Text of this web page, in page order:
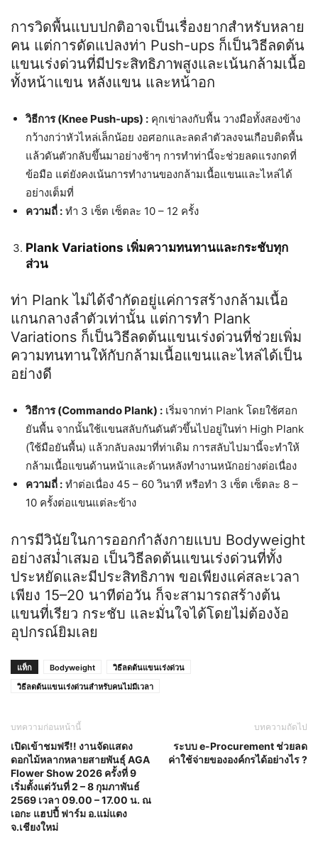
การวิดพื้นแบบปกติอาจเป็นเรื่องยากสำหรับหลาย
คน แต่การดัดแปลงท่า Push-ups ก็เป็นวิธีลดต้น
แขนเร่งด่วนที่มีประสิทธิภาพสูงและเน้นกล้ามเนื้อ
ทั้งหน้าแขน หลังแขน และหน้าอก
วิธีการ (Knee Push-ups) : คุกเข่าลงกับพื้น วางมือทั้งสองข้าง
กว้างกว่าหัวไหล่เล็กน้อย งอศอกและลดลำตัวลงจนเกือบติดพื้น
แล้วดันตัวกลับขึ้นมาอย่างช้าๆ การทำท่านี้จะช่วยลดแรงกดที่
ข้อมือ แต่ยังคงเน้นการทำงานของกล้ามเนื้อแขนและไหล่ได้
อย่างเต็มที่
ความถี่ : ทำ 3 เซ็ต เซ็ตละ 10 – 12 ครั้ง
Plank Variations เพิ่มความทนทานและกระชับทุก
ส่วน
ท่า Plank ไม่ได้จำกัดอยู่แค่การสร้างกล้ามเนื้อ
แกนกลางลำตัวเท่านั้น แต่การทำ Plank
Variations ก็เป็นวิธีลดต้นแขนเร่งด่วนที่ช่วยเพิ่ม
ความทนทานให้กับกล้ามเนื้อแขนและไหล่ได้เป็น
อย่างดี
วิธีการ (Commando Plank) : เริ่มจากท่า Plank โดยใช้ศอก
ยันพื้น จากนั้นใช้แขนสลับกันดันตัวขึ้นไปอยู่ในท่า High Plank
(ใช้มือยันพื้น) แล้วกลับลงมาที่ท่าเดิม การสลับไปมานี้จะทำให้
กล้ามเนื้อแขนด้านหน้าและด้านหลังทำงานหนักอย่างต่อเนื่อง
ความถี่ : ทำต่อเนื่อง 45 – 60 วินาที หรือทำ 3 เซ็ต เซ็ตละ 8 –
10 ครั้งต่อแขนแต่ละข้าง
การมีวินัยในการออกกำลังกายแบบ Bodyweight
อย่างสม่ำเสมอ เป็นวิธีลดต้นแขนเร่งด่วนที่ทั้ง
ประหยัดและมีประสิทธิภาพ ขอเพียงแค่สละเวลา
เพียง 15–20 นาทีต่อวัน ก็จะสามารถสร้างต้น
แขนที่เรียว กระชับ และมั่นใจได้โดยไม่ต้องง้อ
อุปกรณ์ยิมเลย
แท็ก Bodyweight
วิธีลดต้นแขนเร่งด่วน
วิธีลดต้นแขนเร่งด่วนสำหรับคนไม่มีเวลา
บทความก่อนหน้านี้
เปิดเข้าชมฟรี!! งานจัดแสดง
ดอกไม้หลากหลายสายพันธุ์ AGA
Flower Show 2026 ครั้งที่ 9
เริ่มตั้งแต่วันที่ 2 – 8 กุมภาพันธ์
2569 เวลา 09.00 – 17.00 น. ณ
เอกะ แฮปปี้ ฟาร์ม อ.แม่แตง
จ.เชียงใหม่
บทความถัดไป
ระบบ e-Procurement ช่วยลด
ค่าใช้จ่ายขององค์กรได้อย่างไร ?